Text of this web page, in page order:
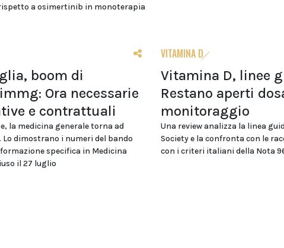
a osimertinib in monoterapia
boom di
Ora necessarie
e contrattuali
la medicina generale torna ad
dimostrano i numeri del bando
specifica in Medicina
il 27 luglio
VITAMINA D
Vitamina D, linee
Restano aperti
monitoraggio
Una review analizza la linea
Society e la confronta con le
con i criteri italiani della Nota